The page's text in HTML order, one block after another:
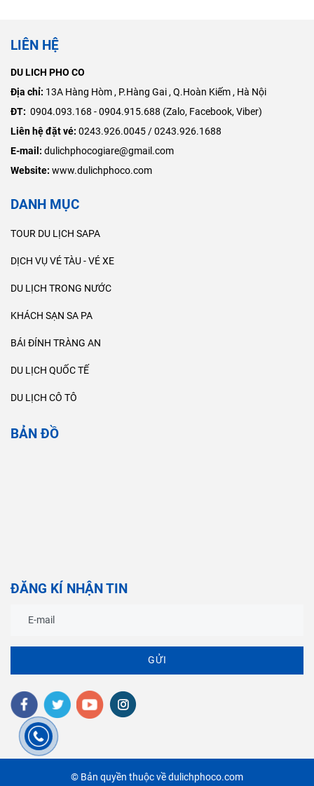
LIÊN HỆ
DU LICH PHO CO
Địa chỉ: ​13A Hàng Hòm , P.Hàng Gai , Q.Hoàn Kiếm , Hà Nội
ĐT: 0904.093.168 - 0904.915.688 (Zalo, Facebook, Viber)
Liên hệ đặt vé: 0243.926.0045 / 0243.926.1688
E-mail: dulichphocogiare@gmail.com
Website: www.dulichphoco.com
DANH MỤC
TOUR DU LỊCH SAPA
DỊCH VỤ VÉ TÀU - VÉ XE
DU LỊCH TRONG NƯỚC
KHÁCH SẠN SA PA
BÁI ĐÍNH TRÀNG AN
DU LỊCH QUỐC TẾ
DU LỊCH CÔ TÔ
BẢN ĐỒ
ĐĂNG KÍ NHẬN TIN
GỬI
© Bản quyền thuộc về dulichphoco.com